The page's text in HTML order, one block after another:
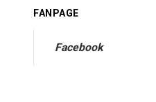
FANPAGE
Facebook